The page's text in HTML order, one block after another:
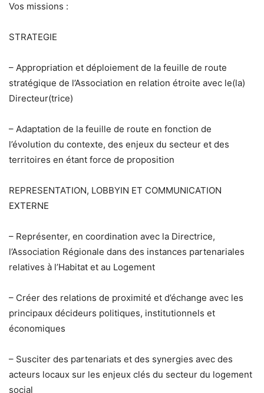
Vos missions :
STRATEGIE
– Appropriation et déploiement de la feuille de route
stratégique de l’Association en relation étroite avec le(la)
Directeur(trice)
– Adaptation de la feuille de route en fonction de
l’évolution du contexte, des enjeux du secteur et des
territoires en étant force de proposition
REPRESENTATION, LOBBYIN ET COMMUNICATION
EXTERNE
– Représenter, en coordination avec la Directrice,
l’Association Régionale dans des instances partenariales
relatives à l’Habitat et au Logement
– Créer des relations de proximité et d’échange avec les
principaux décideurs politiques, institutionnels et
économiques
– Susciter des partenariats et des synergies avec des
acteurs locaux sur les enjeux clés du secteur du logement
social